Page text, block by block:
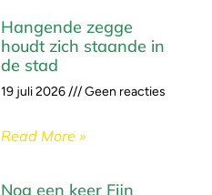
Hangende zegge
houdt zich staande in
de stad
19 juli 2026 Geen reacties
Read More »
Nog een keer Fijn